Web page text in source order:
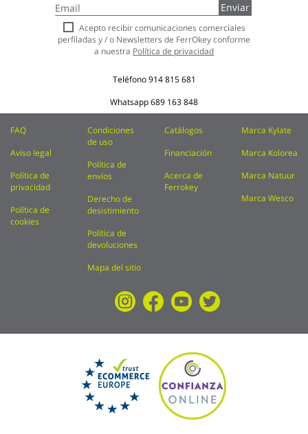
a
nuestro
boletín
de
Enviar
Acepto recibir comunicaciones comerciales
perfiladas y / o Newsletters de FerrOkey conforme
a nuestra Política de privacidad
Teléfono914 815 681
Whatsapp689 163 848
FAQ
Aviso legal
Política de
privacidad
Política de
cookies
Condiciones
de uso
Política de
envíos
Derecho de
desistimiento
Política de
devoluciones
Mapa del sitio
Catálogos
Financiación
Acerca de
Ferrokey
Marca Kylate
Marca Kolorea
Marca Natuur
Marca Wesco